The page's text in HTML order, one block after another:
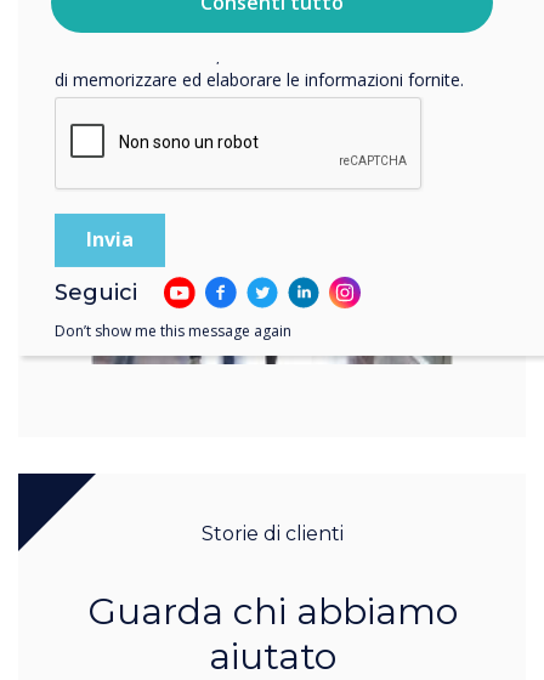
Per saperne di più
Storie di clienti
Guarda chi abbiamo
aiutato
di memorizzare ed elaborare le informazioni fornite.
Seguici
Don’t show me this message again